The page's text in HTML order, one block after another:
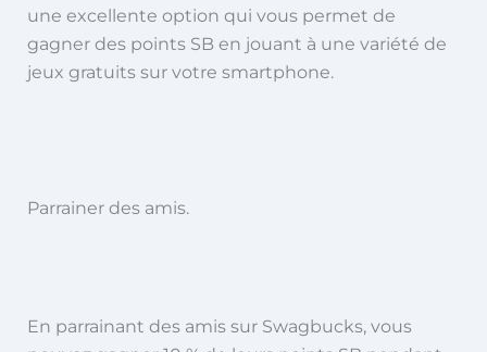
une excellente option qui vous permet de
gagner des points SB en jouant à une variété de
jeux gratuits sur votre smartphone.
Parrainer des amis.
En parrainant des amis sur Swagbucks, vous